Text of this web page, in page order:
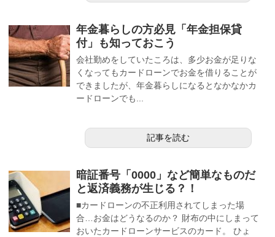
年金暮らしの方必見「年金担保貸
付」も知っておこう
会社勤めをしていたころは、多少お金が足りな
くなってもカードローンでお金を借りることが
できましたが、年金暮らしになるとなかなかカ
ードローンでも...
記事を読む
暗証番号「0000」など簡単なものだ
と返済義務が生じる？！
■カードローンの不正利用されてしまった場
合…お金はどうなるのか？ 財布の中にしまって
おいたカードローンサービスのカード。 ひょ